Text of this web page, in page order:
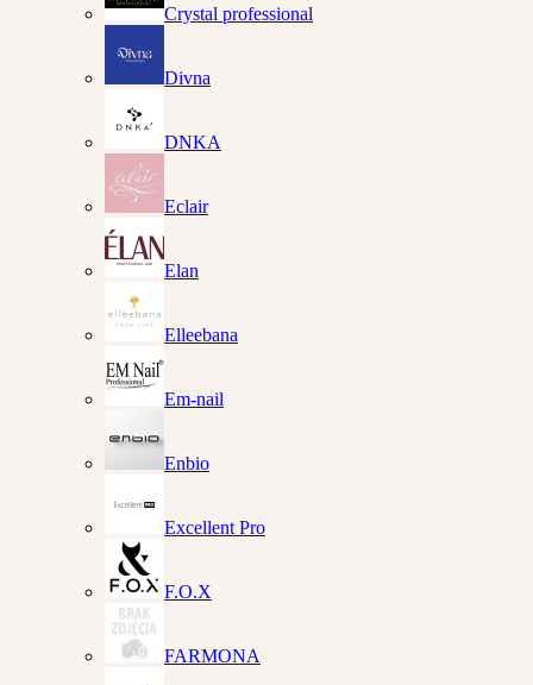
Crystal professional
Divna
DNKA
Eclair
Elan
Elleebana
Em-nail
Enbio
Excellent Pro
F.O.X
FARMONA